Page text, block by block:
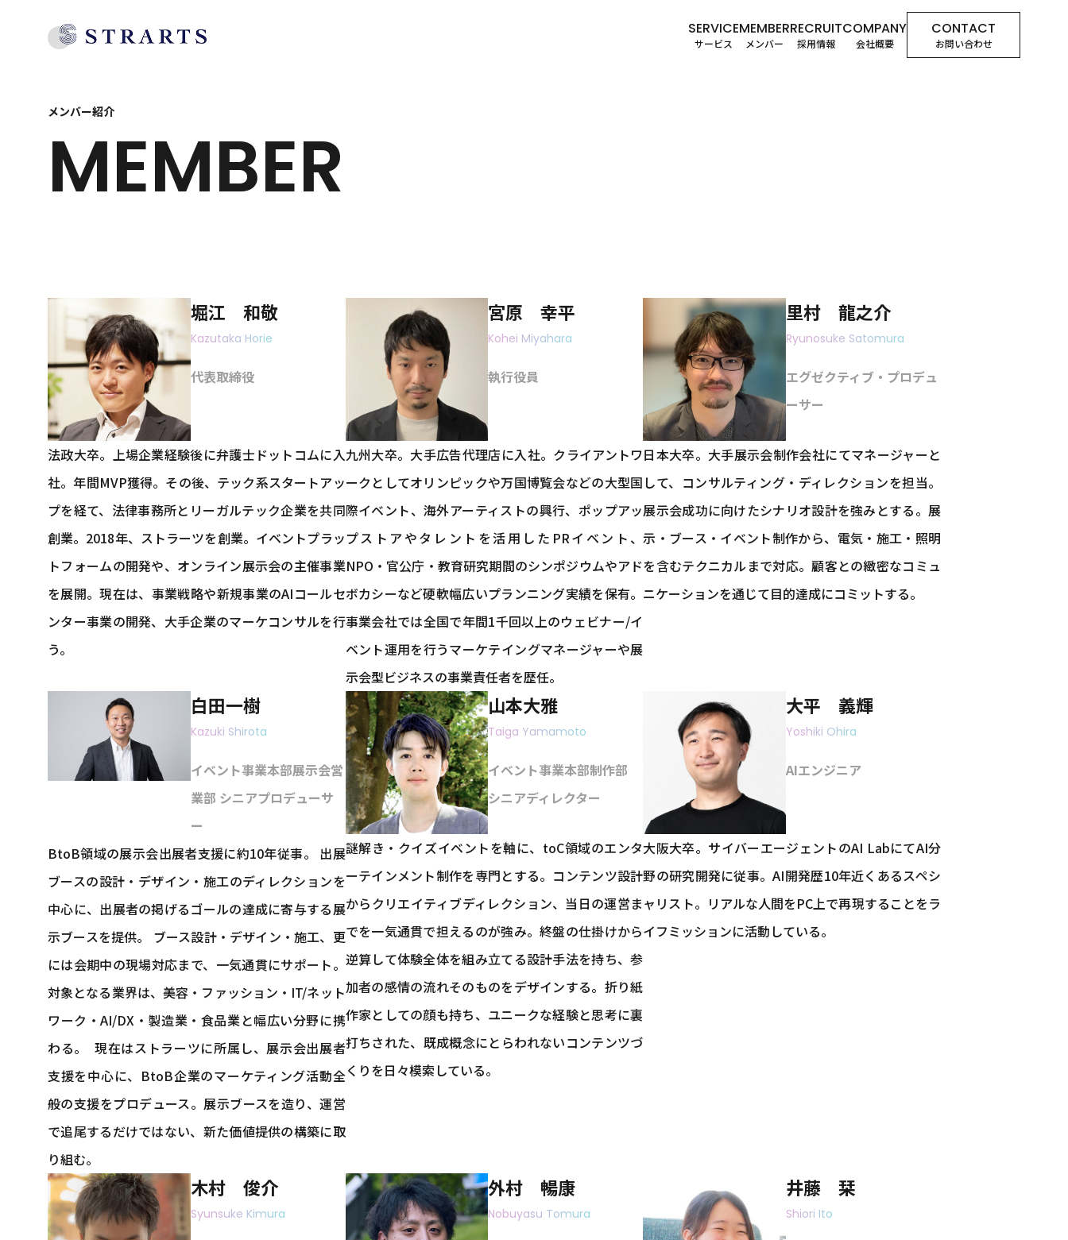
SERVICE
サービス
MEMBER
メンバー
RECRUIT
採用情報
COMPANY
会社概要
CONTACT
お問い合わせ
メンバー紹介
MEMBER
堀江 和敬
Kazutaka Horie
代表取締役
法政大卒。上場企業経験後に弁護士ドットコムに入
社。年間MVP獲得。その後、テック系スタートアッ
プを経て、法律事務所とリーガルテック企業を共同
創業。2018年、ストラーツを創業。イベントプラッ
トフォームの開発や、オンライン展示会の主催事業
を展開。現在は、事業戦略や新規事業のAIコールセ
ンター事業の開発、大手企業のマーケコンサルを行
う。
宮原 幸平
Kohei Miyahara
執行役員
九州大卒。大手広告代理店に入社。クライアントワ
ークとしてオリンピックや万国博覧会などの大型国
際イベント、海外アーティストの興行、ポップアッ
プストアやタレントを活用したPRイベント、
NPO・官公庁・教育研究期間のシンポジウムやアド
ボカシーなど硬軟幅広いプランニング実績を保有。
事業会社では全国で年間1千回以上のウェビナー/イ
ベント運用を行うマーケテイングマネージャーや展
示会型ビジネスの事業責任者を歴任。
里村 龍之介
Ryunosuke Satomura
エグゼクティブ・プロデュ
ーサー
日本大卒。大手展示会制作会社にてマネージャーと
して、コンサルティング・ディレクションを担当。
展示会成功に向けたシナリオ設計を強みとする。展
示・ブース・イベント制作から、電気・施工・照明
を含むテクニカルまで対応。顧客との緻密なコミュ
ニケーションを通じて目的達成にコミットする。
白田一樹
Kazuki Shirota
イベント事業本部展示会営
業部 シニアプロデューサ
ー
BtoB領域の展示会出展者支援に約10年従事。 出展
ブースの設計・デザイン・施工のディレクションを
中心に、出展者の掲げるゴールの達成に寄与する展
示ブースを提供。 ブース設計・デザイン・施工、更
には会期中の現場対応まで、一気通貫にサポート。
対象となる業界は、美容・ファッション・IT/ネット
ワーク・AI/DX・製造業・食品業と幅広い分野に携
わる。 現在はストラーツに所属し、展示会出展者
支援を中心に、BtoB企業のマーケティング活動全
般の支援をプロデュース。展示ブースを造り、運営
で追尾するだけではない、新た価値提供の構築に取
り組む。
山本大雅
Taiga Yamamoto
イベント事業本部制作部
シニアディレクター
謎解き・クイズイベントを軸に、toC領域のエンタ
ーテインメント制作を専門とする。コンテンツ設計
からクリエイティブディレクション、当日の運営ま
でを一気通貫で担えるのが強み。終盤の仕掛けから
逆算して体験全体を組み立てる設計手法を持ち、参
加者の感情の流れそのものをデザインする。折り紙
作家としての顔も持ち、ユニークな経験と思考に裏
打ちされた、既成概念にとらわれないコンテンツづ
くりを日々模索している。
大平 義輝
Yoshiki Ohira
AIエンジニア
大阪大卒。サイバーエージェントのAI LabにてAI分
野の研究開発に従事。AI開発歴10年近くあるスペシ
ャリスト。リアルな人間をPC上で再現することをラ
イフミッションに活動している。
木村 俊介
Syunsuke Kimura
外村 暢康
Nobuyasu Tomura
井藤 栞
Shiori Ito